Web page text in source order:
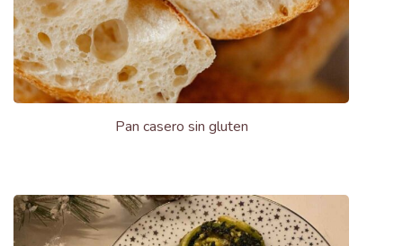
Pan casero sin gluten